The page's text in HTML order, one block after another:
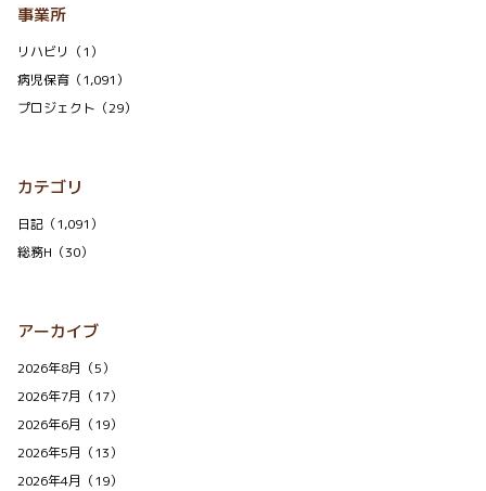
事業所
リハビリ（1）
病児保育（1,091）
プロジェクト（29）
カテゴリ
日記（1,091）
総務H（30）
アーカイブ
2026年8月（5）
2026年7月（17）
2026年6月（19）
2026年5月（13）
2026年4月（19）